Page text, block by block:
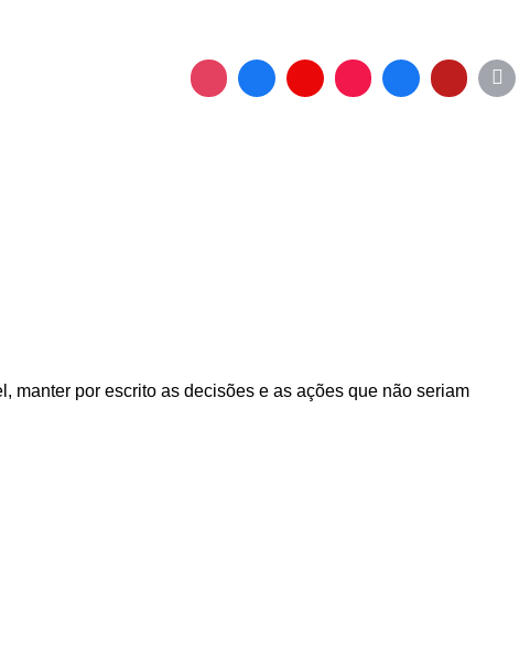
manter por escrito as decisões e as ações que não seriam